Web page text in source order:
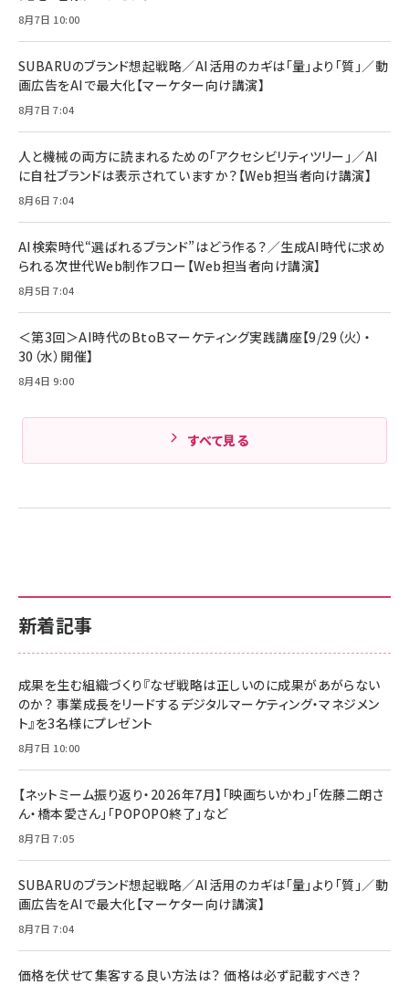
anan(アンアン)2026/07/08号 No.2502[2026
￥880
ママ投資家が育休中に１億貯めた株式投資
組織の成果を最大化する ルールのデザイン
￥1,980
Amazonランキングをもっと見る
￥6,980
全ワイヤレスイヤホン/アクティブノイズキャンセリ
技術基準適合】ブラック
￥5,990
ケーブル Anker絡まないケーブル 240W 結束バン
ド付き USB PD対応 シリコン素材採用 iPhone
17 / 16 / 15 / Galaxy iPad Pro MacBook
Pro/Air 各種対応 (1.8m ミッドナイトブラック)
￥1,890
Anker PowerLine III Flow USB-C & USB-C
Pro/Air 各種対応 (1.8m ミッドナイトブラック)
￥1,890
サッポロ 生ビール 黒ラベル 350ml 缶 24本 ビー
ル ケース買い【6/30応募〆切! 黒ラベルビヤセラー
￥4,857
新着記事
成果を生む組織づくり『なぜ戦略は正しいのに成果があがらない
のか？ 事業成長をリードするデジタルマーケティング・マネジメン
ト』を3名様にプレゼント
8月7日 10:00
【ネットミーム振り返り・2026年7月】「映画ちいかわ」「佐藤二朗さ
ん・橋本愛さん」「POPOPO終了」など
8月7日 7:05
SUBARUのブランド想起戦略／AI活用のカギは「量」より「質」／動
画広告をAIで最大化【マーケター向け講演】
8月7日 7:04
価格を伏せて集客する良い方法は？ 価格は必ず記載すべき？
8月7日 10:00
SUBARUのブランド想起戦略／AI活用のカギは「量」より「質」／動
画広告をAIで最大化【マーケター向け講演】
8月7日 7:04
人と機械の両方に読まれるための「アクセシビリティツリー」／AI
に自社ブランドは表示されていますか？【Web担当者向け講演】
8月6日 7:04
AI検索時代“選ばれるブランド”はどう作る？／生成AI時代に求め
られる次世代Web制作フロー【Web担当者向け講演】
8月5日 7:04
＜第3回＞AI時代のBtoBマーケティング実践講座【9/29（火）・
30（水）開催】
8月4日 9:00
すべて見る